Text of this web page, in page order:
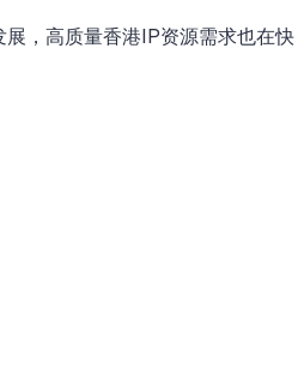
，高质量香港IP资源需求也在快